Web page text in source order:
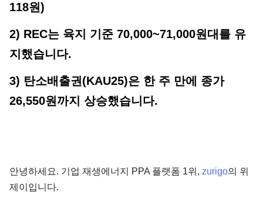
118원)
2) REC는 육지 기준 70,000~71,000원대를 유
지했습니다.
3) 탄소배출권(KAU25)은 한 주 만에 종가
26,550원까지 상승했습니다.
안녕하세요. 기업 재생에너지 PPA 플랫폼 1위, zurigo의 위
제이입니다.